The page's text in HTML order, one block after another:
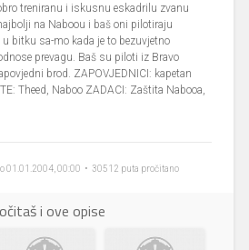
treniranu i iskusnu eskadrilu zvanu
na Naboou i baš oni pilotiraju
bitku sa-mo kada je to bezuvjetno
prevagu. Baš su piloti iz Bravo
brod. ZAPOVJEDNICI: kapetan
Theed, Naboo ZADACI: Zaštita Nabooa,
01.01.2004, 00:00 • 30512 puta pročitano
i ove opise